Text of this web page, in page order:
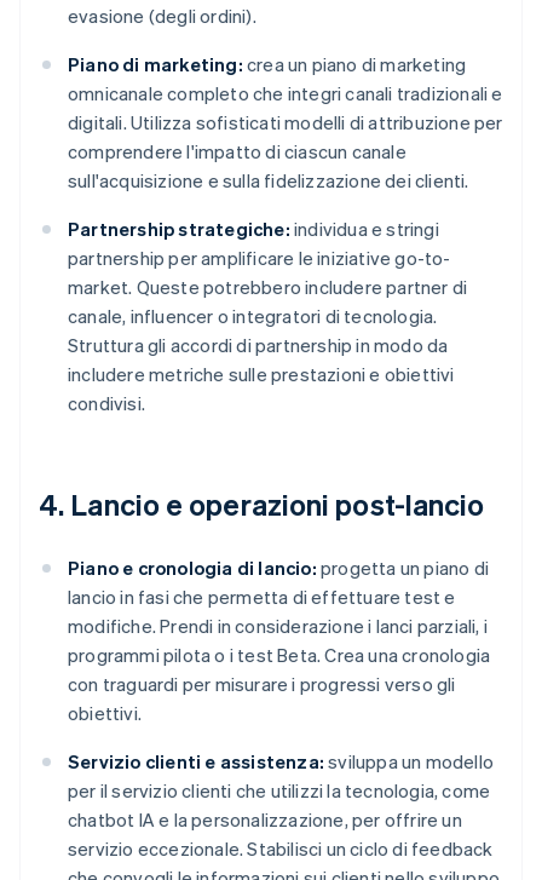
evasione (degli ordini).
Piano di marketing: crea un piano di marketing
omnicanale completo che integri canali tradizionali e
digitali. Utilizza sofisticati modelli di attribuzione per
comprendere l'impatto di ciascun canale
sull'acquisizione e sulla fidelizzazione dei clienti.
Partnership strategiche: individua e stringi
partnership per amplificare le iniziative go-to-
market. Queste potrebbero includere partner di
canale, influencer o integratori di tecnologia.
Struttura gli accordi di partnership in modo da
includere metriche sulle prestazioni e obiettivi
condivisi.
4. Lancio e operazioni post-lancio
Piano e cronologia di lancio: progetta un piano di
lancio in fasi che permetta di effettuare test e
modifiche. Prendi in considerazione i lanci parziali, i
programmi pilota o i test Beta. Crea una cronologia
con traguardi per misurare i progressi verso gli
obiettivi.
Servizio clienti e assistenza: sviluppa un modello
per il servizio clienti che utilizzi la tecnologia, come
chatbot IA e la personalizzazione, per offrire un
servizio eccezionale. Stabilisci un ciclo di feedback